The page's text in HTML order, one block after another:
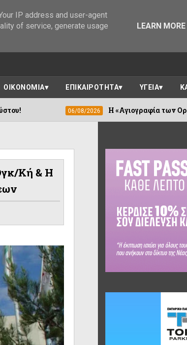
ΟΙΚΟΝΟΜΙΑ ΕΠΙΚΑΙΡΟΤΗΤΑ ΥΓΕΙΑ
06/08/2026 Η «Αγιογραφία των Ορέων» συνεχίζεται
κή & Η
IP address and user-agent
of service, generate usage
LEARN MORE